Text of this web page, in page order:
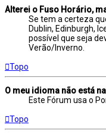
Alterei o Fuso Horário,
Se tem a certeza
Dublin, Edinburgh,
possível que seja
Verão/Inverno.
Topo
O meu idioma não está
Este Fórum usa o
Topo